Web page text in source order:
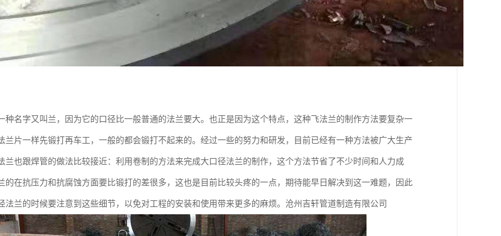
种名字又叫兰，因为它的口径比一般普通的法兰要大。也正是因为这个特点，这种飞法兰的制作方法要复杂一
兰片一样先锻打再车工，一般的都会锻打不起来的。经过一些的努力和研发，目前已经有一种方法被广大生产
兰也跟焊管的做法比较接近：利用卷制的方法来完成大口径法兰的制作，这个方法节省了不少时间和人力成
的在抗压力和抗腐蚀方面要比锻打的差很多，这也是目前比较头疼的一点，期待能早日解决到这一难题，因此
法兰的时候要注意到这些细节，以免对工程的安装和使用带来更多的麻烦。沧州吉轩管道制造有限公司